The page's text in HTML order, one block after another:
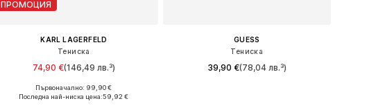
ПРОМОЦИЯ
KARL LAGERFELD
Тениска
74,90 €(146,49 лв.³)
Налични размери: S, M, L, XL, XXL, XXXL
Първоначално: 99,90 €
Последна най-ниска цена:59,92 €
GUESS
Тениска
39,90 €(78,04 лв.³)